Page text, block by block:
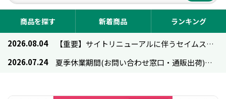
商品を探す 新着商品 ランキング
2026.08.04
【重要】サイトリニューアルに伴うセイムス通販のご利用について
2026.07.24
夏季休業期間(お問い合わせ窓口・通販出荷)のお知らせ